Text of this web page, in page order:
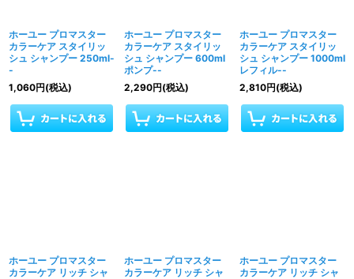
ホーユー プロマスター
カラーケア スタイリッ
シュ シャンプー 250ml-
-
1,060円(税込)
ホーユー プロマスター
カラーケア スタイリッ
シュ シャンプー 600ml
ポンプ--
2,290円(税込)
ホーユー プロマスター
カラーケア スタイリッ
シュ シャンプー 1000ml
レフィル--
2,810円(税込)
ホーユー プロマスター
カラーケア リッチ シャ
ホーユー プロマスター
カラーケア リッチ シャ
ホーユー プロマスター
カラーケア リッチ シャ